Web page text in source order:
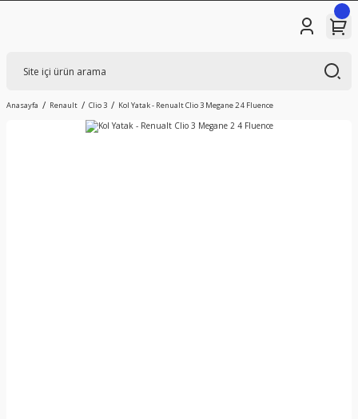
Anasayfa Renault Clio 3 Kol Yatak - Renualt Clio 3 Megane 2 4 Fluence